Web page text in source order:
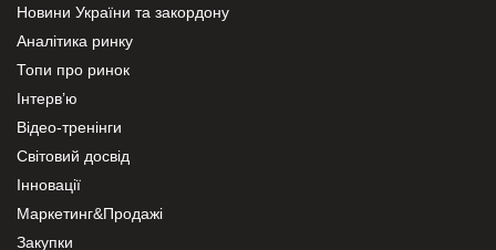
Новини України та закордону
Аналітика ринку
Топи про ринок
Інтерв’ю
Відео-тренінги
Світовий досвід
Інновації
Маркетинг&Продажі
Закупки